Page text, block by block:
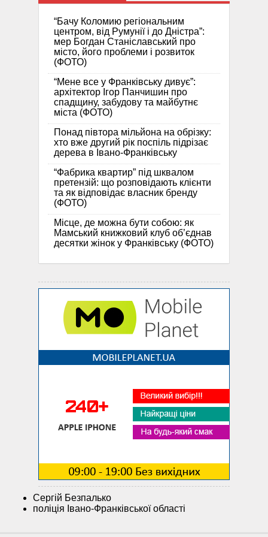
“Бачу Коломию регіональним
центром, від Румунії і до Дністра”:
мер Богдан Станіславський про
місто, його проблеми і розвиток
(ФОТО)
“Мене все у Франківську дивує”:
архітектор Ігор Панчишин про
спадщину, забудову та майбутнє
міста (ФОТО)
Понад півтора мільйона на обрізку:
хто вже другий рік поспіль підрізає
дерева в Івано-Франківську
“Фабрика квартир” під шквалом
претензій: що розповідають клієнти
та як відповідає власник бренду
(ФОТО)
Місце, де можна бути собою: як
Мамський книжковий клуб об’єднав
десятки жінок у Франківську (ФОТО)
Сергій Безпалько
поліція Івано-Франківської області